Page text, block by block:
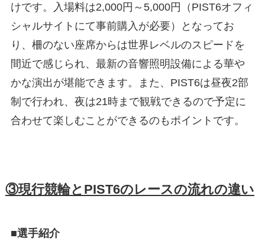
けです。入場料は2,000円～5,000円（PIST6オフィ
シャルサイトにて事前購入が必要）となってお
り、柵のない座席からは世界レベルのスピードを
間近で感じられ、最新の音響照明設備による華や
かな演出が堪能できます。また、PIST6は昼夜2部
制で行われ、夜は21時まで観戦できるので予定に
合わせて楽しむことができるのもポイントです。
③現行競輪とPIST6のレースの流れの違い
■選手紹介